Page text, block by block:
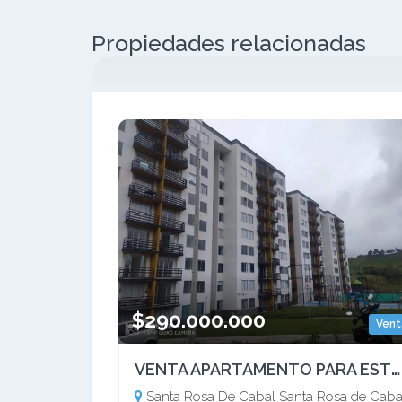
Propiedades relacionadas
$290.000.000
VENTA APARTAMENTO PARA ESTRENAR SANTA ROSA RISARALDA
Santa Rosa De Cabal Santa Rosa de